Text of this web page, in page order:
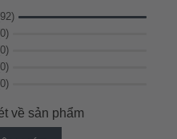
về sản phẩm